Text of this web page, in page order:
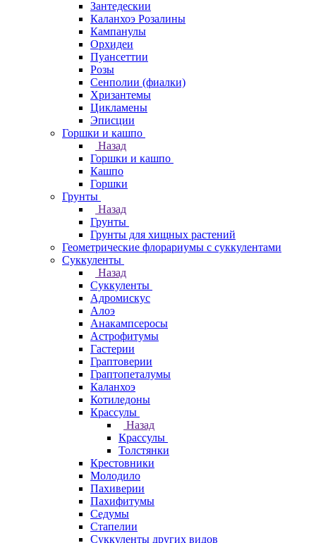
Зантедескии
Каланхоэ Розалины
Кампанулы
Орхидеи
Пуансеттии
Розы
Сенполии (фиалки)
Хризантемы
Цикламены
Эписции
Горшки и кашпо
Назад
Горшки и кашпо
Кашпо
Горшки
Грунты
Назад
Грунты
Грунты для хищных растений
Геометрические флорариумы с суккулентами
Суккуленты
Назад
Суккуленты
Адромискус
Алоэ
Анакампсеросы
Астрофитумы
Гастерии
Граптоверии
Граптопеталумы
Каланхоэ
Котиледоны
Крассулы
Назад
Крассулы
Толстянки
Крестовники
Молодило
Пахиверии
Пахифитумы
Седумы
Стапелии
Суккуленты других видов